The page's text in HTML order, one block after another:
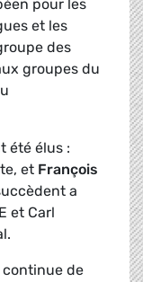
pour les
et les
des
groupes du
été élus :
et François
a
et Carl
de